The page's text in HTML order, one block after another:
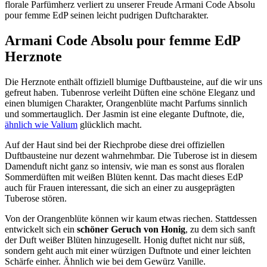
florale Parfümherz verliert zu unserer Freude Armani Code Absolu
pour femme EdP seinen leicht pudrigen Duftcharakter.
Armani Code Absolu pour femme EdP
Herznote
Die Herznote enthält offiziell blumige Duftbausteine, auf die wir uns
gefreut haben. Tubenrose verleiht Düften eine schöne Eleganz und
einen blumigen Charakter, Orangenblüte macht Parfums sinnlich
und sommertauglich. Der Jasmin ist eine elegante Duftnote, die,
ähnlich wie Valium glücklich macht.
Auf der Haut sind bei der Riechprobe diese drei offiziellen
Duftbausteine nur dezent wahrnehmbar. Die Tuberose ist in diesem
Damenduft nicht ganz so intensiv, wie man es sonst aus floralen
Sommerdüften mit weißen Blüten kennt. Das macht dieses EdP
auch für Frauen interessant, die sich an einer zu ausgeprägten
Tuberose stören.
Von der Orangenblüte können wir kaum etwas riechen. Stattdessen
entwickelt sich ein schöner Geruch von Honig, zu dem sich sanft
der Duft weißer Blüten hinzugesellt. Honig duftet nicht nur süß,
sondern geht auch mit einer würzigen Duftnote und einer leichten
Schärfe einher. Ähnlich wie bei dem Gewürz Vanille.